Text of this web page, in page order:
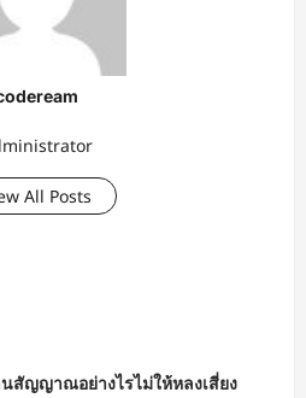
All Posts
สัญญาณอย่างไรไม่ให้หลงเสี่ยง